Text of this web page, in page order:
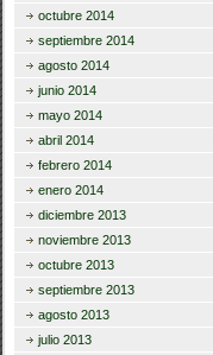
octubre 2014
septiembre 2014
agosto 2014
junio 2014
mayo 2014
abril 2014
febrero 2014
enero 2014
diciembre 2013
noviembre 2013
octubre 2013
septiembre 2013
agosto 2013
julio 2013